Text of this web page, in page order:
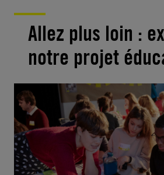
Allez plus loin :
notre projet